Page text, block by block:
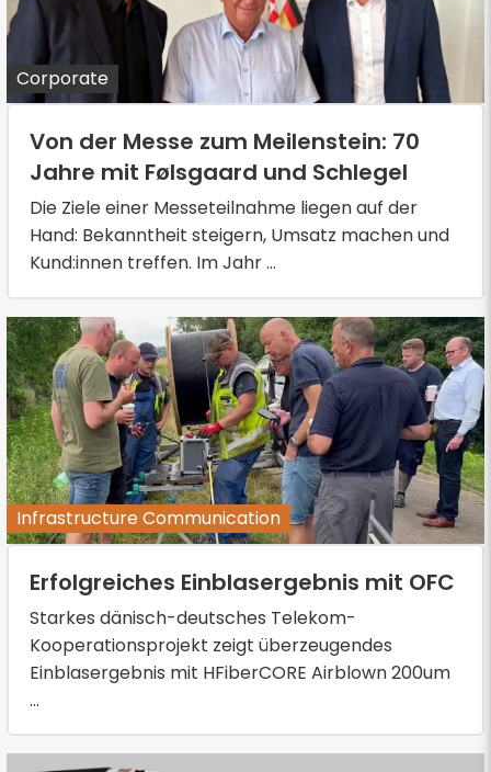
Corporate
Von der Messe zum Meilenstein: 70
Jahre mit Følsgaard und Schlegel
Die Ziele einer Messeteilnahme liegen auf der
Hand: Bekanntheit steigern, Umsatz machen und
Kund:innen treffen. Im Jahr ...
Infrastructure Communication
Erfolgreiches Einblasergebnis mit OFC
Starkes dänisch-deutsches Telekom-
Kooperationsprojekt zeigt überzeugendes
Einblasergebnis mit HFiberCORE Airblown 200um
...